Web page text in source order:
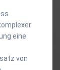
eine
von